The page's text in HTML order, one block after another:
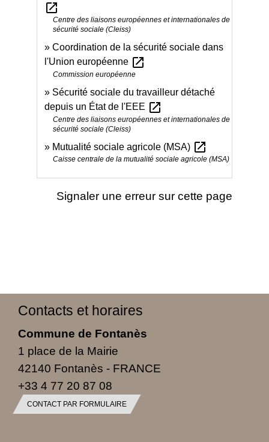
open_in_new
Centre des liaisons européennes et internationales de
sécurité sociale (Cleiss)
Coordination de la sécurité sociale dans
l'Union européenne open_in_new
Commission européenne
Sécurité sociale du travailleur détaché
depuis un État de l'EEE open_in_new
Centre des liaisons européennes et internationales de
sécurité sociale (Cleiss)
Mutualité sociale agricole (MSA) open_in_new
Caisse centrale de la mutualité sociale agricole (MSA)
Signaler une erreur sur cette page
Contacts et horaires
Commune de Fontanès
1 place de la Mairie
42140 Fontanès - FRANCE
+33 4 77 20 87 08
CONTACT PAR FORMULAIRE